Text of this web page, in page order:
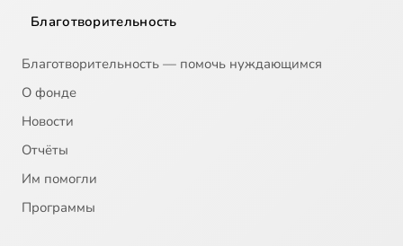
Благотворительность
Благотворительность — помочь нуждающимся
О фонде
Новости
Отчёты
Им помогли
Программы